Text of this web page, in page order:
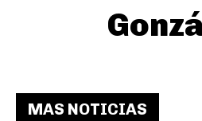
MAS NOTICIAS